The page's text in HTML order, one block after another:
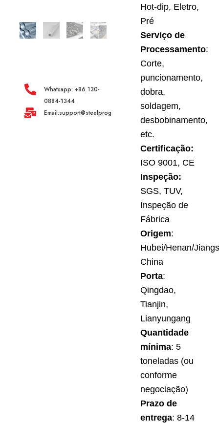
Whatsapp: +86 130-
0884-1344
Email:support@steelprogroup.com
Hot-dip, Eletro,
Pré
Serviço de
Processamento:
Corte,
puncionamento,
dobra,
soldagem,
desbobinamento,
etc.
Certificação:
ISO 9001, CE
Inspeção:
SGS, TUV,
Inspeção de
Fábrica
Origem:
Hubei/Henan/
China
Porta:
Qingdao,
Tianjin,
Lianyungang
Quantidade
mínima: 5
toneladas (ou
conforme
negociação)
Prazo de
entrega: 8-14